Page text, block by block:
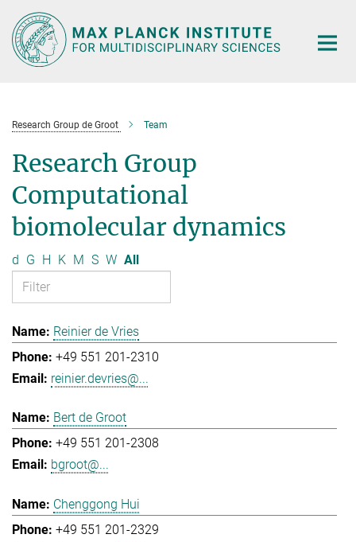
Main-
Content
Research Group de Groot Team
Research Group
Computational
biomolecular dynamics
d G H K M S W All
Reinier de Vries
+49 551 201-2310
reinier.devries@...
Bert de Groot
+49 551 201-2308
bgroot@...
Chenggong Hui
+49 551 201-2329